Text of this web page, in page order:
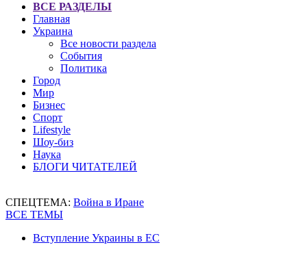
ВСЕ РАЗДЕЛЫ
Главная
Украина
Все новости раздела
События
Политика
Город
Мир
Бизнес
Спорт
Lifestyle
Шоу-биз
Наука
БЛОГИ ЧИТАТЕЛЕЙ
СПЕЦТЕМА: Война в Иране
ВСЕ ТЕМЫ
Вступление Украины в ЕС